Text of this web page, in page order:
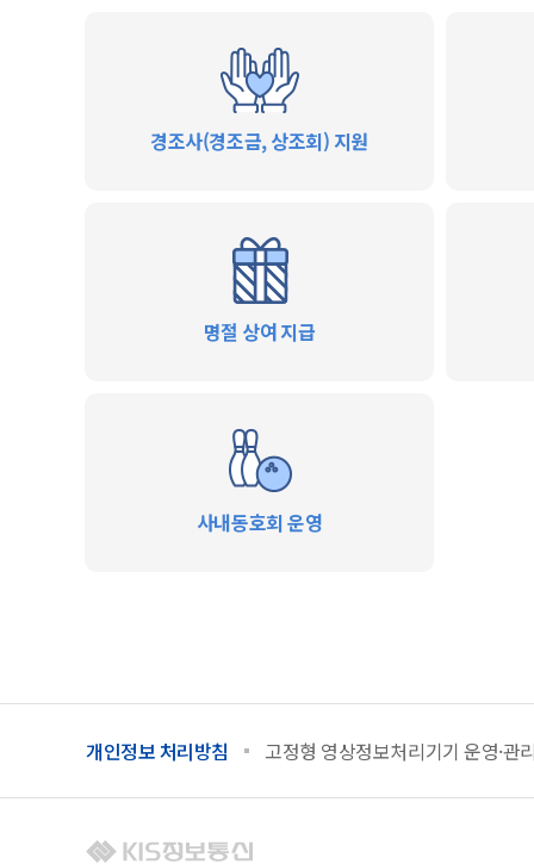
경조사(경조금, 상조회) 지원
명절 상여 지급
사내동호회 운영
개인정보 처리방침 고정형 영상정보처리기기 운영·관